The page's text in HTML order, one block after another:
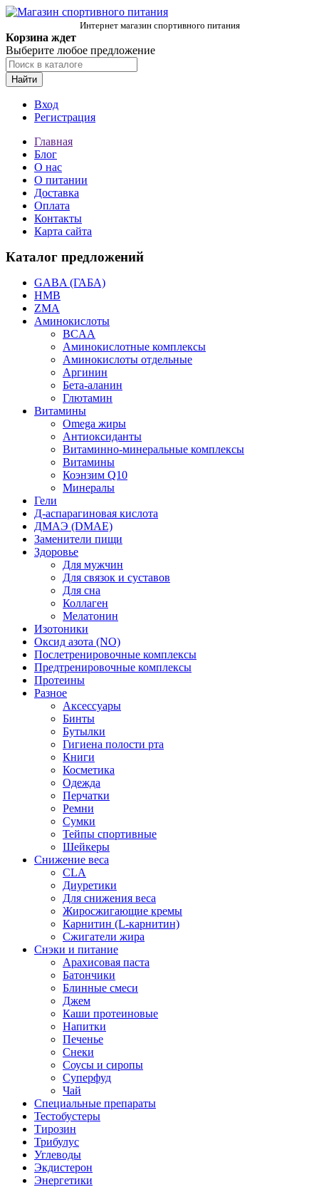
Интернет магазин спортивного питания
Корзина ждет
Выберите любое предложение
Найти
Вход
Регистрация
Главная
Блог
О нас
О питании
Доставка
Оплата
Контакты
Карта сайта
Каталог предложений
GABA (ГАБА)
HMB
ZMA
Аминокислоты
BCAA
Аминокислотные комплексы
Аминокислоты отдельные
Аргинин
Бета-аланин
Глютамин
Витамины
Omega жиры
Антиоксиданты
Витаминно-минеральные комплексы
Витамины
Коэнзим Q10
Минералы
Гели
Д-аспарагиновая кислота
ДМАЭ (DMAE)
Заменители пищи
Здоровье
Для мужчин
Для связок и суставов
Для сна
Коллаген
Мелатонин
Изотоники
Оксид азота (NO)
Послетренировочные комплексы
Предтренировочные комплексы
Протеины
Разное
Аксессуары
Бинты
Бутылки
Гигиена полости рта
Книги
Косметика
Одежда
Перчатки
Ремни
Сумки
Тейпы спортивные
Шейкеры
Снижение веса
CLA
Диуретики
Для снижения веса
Жиросжигающие кремы
Карнитин (L-карнитин)
Сжигатели жира
Снэки и питание
Арахисовая паста
Батончики
Блинные смеси
Джем
Каши протеиновые
Напитки
Печенье
Снеки
Соусы и сиропы
Суперфуд
Чай
Специальные препараты
Тестобустеры
Тирозин
Трибулус
Углеводы
Экдистерон
Энергетики